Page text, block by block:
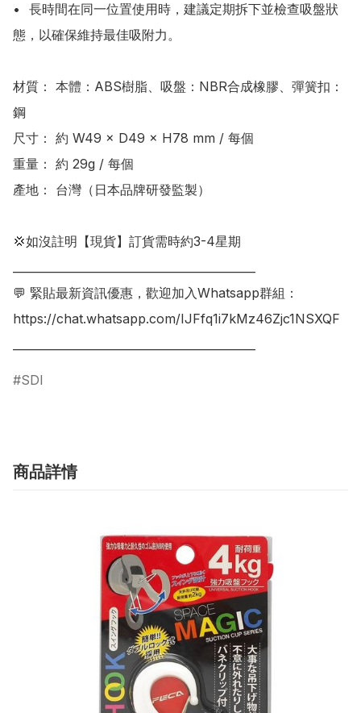
•	長時間在同一位置使用時，建議定期拆下並檢查吸盤狀
態，以確保維持最佳吸附力。
材質： 本體：ABS樹脂、吸盤：NBR合成橡膠、彈簧扣：
鋼
尺寸： 約 W49 × D49 × H78 mm / 每個
重量： 約 29g / 每個
產地： 台灣（日本品牌研發監製）
💢如沒註明【現貨】訂貨需時約3-4星期
💬 緊貼最新資訊優惠，歡迎加入Whatsapp群組：
https://chat.whatsapp.com/IJFfq1i7kMz46Zjc1NSXQF
SDI
商品詳情